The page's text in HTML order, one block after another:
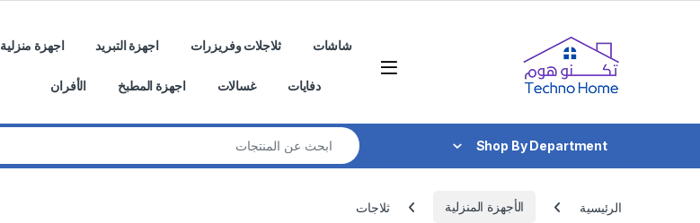
شاشات ثلاجلات وفريزرات اجهزة التبريد اجهزة منزلية
دفايات غسالات اجهزة المطبخ الأفران
Shop By Department
Search for:
الرئيسية الأجهزة المنزلية ثلاجات